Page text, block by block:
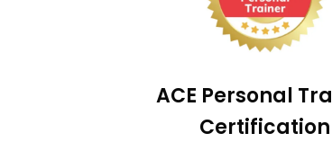
ACE Personal
Certification